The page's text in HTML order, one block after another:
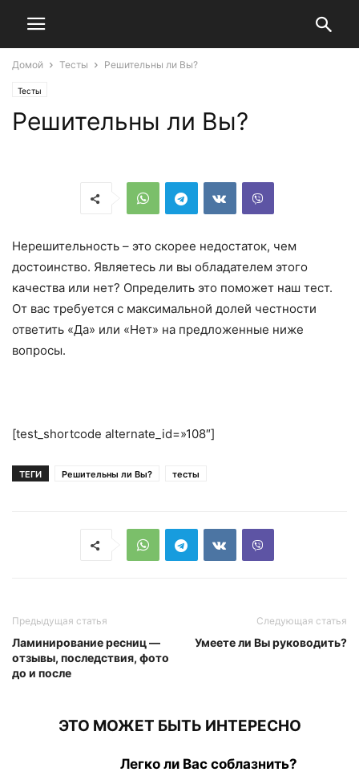
Домой Тесты Решительны ли Вы?
Тесты
Решительны ли Вы?
Нерешительность – это скорее недостаток, чем
достоинство. Являетесь ли вы обладателем этого
качества или нет? Определить это поможет наш тест.
От вас требуется с максимальной долей честности
ответить «Да» или «Нет» на предложенные ниже
вопросы.
[test_shortcode alternate_id=»108″]
ТЕГИ Решительны ли Вы? тесты
Предыдущая статья
Ламинирование ресниц —
отзывы, последствия, фото
до и после
Следующая статья
Умеете ли Вы руководить?
ЭТО МОЖЕТ БЫТЬ ИНТЕРЕСНО
Легко ли Вас соблазнить?